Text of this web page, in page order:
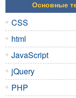
Основные
CSS
html
JavaScript
jQuery
PHP